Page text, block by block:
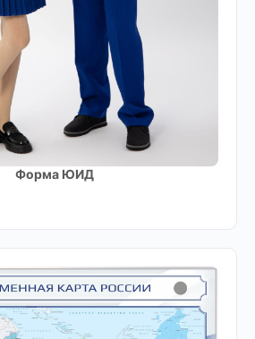
Форма ЮИД